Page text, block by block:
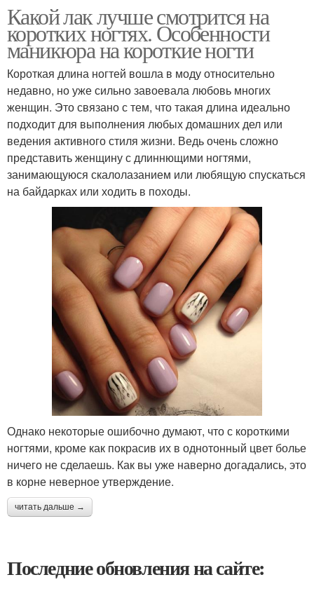
Какой лак лучше смотрится на
коротких ногтях. Особенности
маникюра на короткие ногти
Короткая длина ногтей вошла в моду относительно
недавно, но уже сильно завоевала любовь многих
женщин. Это связано с тем, что такая длина идеально
подходит для выполнения любых домашних дел или
ведения активного стиля жизни. Ведь очень сложно
представить женщину с длиннющими ногтями,
занимающуюся скалолазанием или любящую спускаться
на байдарках или ходить в походы.
Однако некоторые ошибочно думают, что с короткими
ногтями, кроме как покрасив их в однотонный цвет болье
ничего не сделаешь. Как вы уже наверно догадались, это
в корне неверное утверждение.
читать дальше →
Последние обновления на сайте: